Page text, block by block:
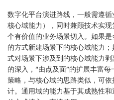
数字化平台演进路线，一般需遵
核心域能力），同时兼顾技术实
个有价值的业务场景切入。如果
的方式新建场景下的核心域能力
式对场景下涉及到的核心域能力
的深入，“由点及面”的扩展丰富
策略，与核心域的思路类似，可
计。通用域的能力基于其成熟性